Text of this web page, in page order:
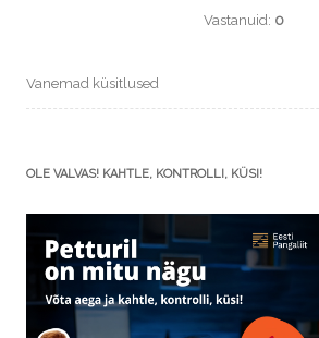
Vastanuid: 0
Vanemad küsitlused
OLE VALVAS! KAHTLE, KONTROLLI, KÜSI!